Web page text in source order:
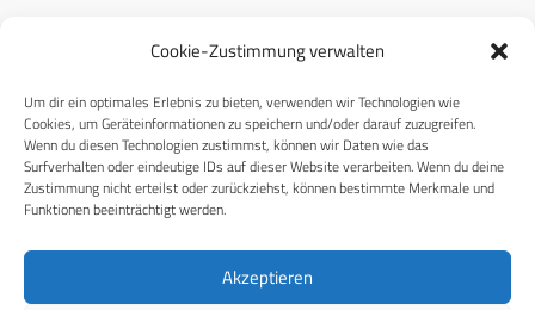
Cookie-Zustimmung verwalten
Um dir ein optimales Erlebnis zu bieten, verwenden wir Technologien wie
Cookies, um Geräteinformationen zu speichern und/oder darauf zuzugreifen.
Wenn du diesen Technologien zustimmst, können wir Daten wie das
Surfverhalten oder eindeutige IDs auf dieser Website verarbeiten. Wenn du deine
Zustimmung nicht erteilst oder zurückziehst, können bestimmte Merkmale und
Funktionen beeinträchtigt werden.
Akzeptieren
RECHTLICHES
Datenschutzerklärung
Cookie-Richtlinie (EU)